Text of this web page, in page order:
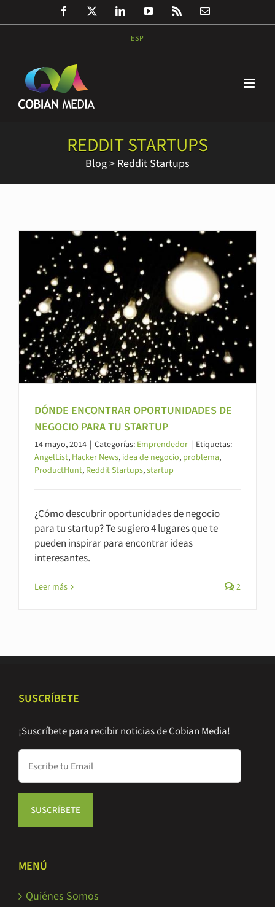
al
FacebookTwitterLinkedInYouTube
Correo
ESP
REDDIT STARTUPS
Blog> Reddit Startups
DÓNDE ENCONTRAR OPORTUNIDADES DE
NEGOCIO PARA TU STARTUP
14 mayo, 2014 | Categorías: Emprendedor | Etiquetas:
AngelList, Hacker News, idea de negocio, problema,
ProductHunt, Reddit Startups,startup
¿Cómo descubrir oportunidades de negocio
para tu startup? Te sugiero 4 lugares que te
pueden inspirar para encontrar ideas
interesantes.
Leer más 2
SUSCRÍBETE
¡Suscríbete para recibir noticias de Cobian Media!
MENÚ
Quiénes Somos